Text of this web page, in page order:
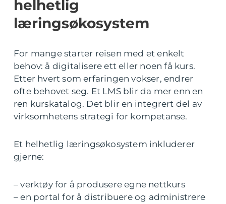
helhetlig
læringsøkosystem
For mange starter reisen med et enkelt
behov: å digitalisere ett eller noen få kurs.
Etter hvert som erfaringen vokser, endrer
ofte behovet seg. Et LMS blir da mer enn en
ren kurskatalog. Det blir en integrert del av
virksomhetens strategi for kompetanse.
Et helhetlig læringsøkosystem inkluderer
gjerne:
– verktøy for å produsere egne nettkurs
– en portal for å distribuere og administrere